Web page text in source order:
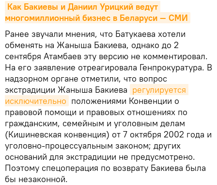
Как Бакиевы и Даниил Урицкий ведут
многомиллионный бизнес в Беларуси — СМИ
Ранее звучали мнения, что Батукаева хотели
обменять на Жаныша Бакиева, однако до 2
сентября Атамбаев эту версию не комментировал.
На его заявление отреагировала Генпрокуратура. В
надзорном органе отметили, что вопрос
экстрадиции Жаныша Бакиева регулируется
исключительно положениями Конвенции о
правовой помощи и правовых отношениях по
гражданским, семейным и уголовным делам
(Кишиневская конвенция) от 7 октября 2002 года и
уголовно-процессуальным законом; других
оснований для экстрадиции не предусмотрено.
Поэтому спецоперация по возврату Бакиева была
бы незаконной.